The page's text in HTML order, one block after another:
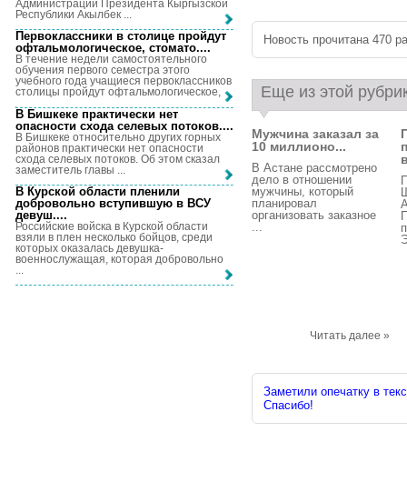
Новость прочитана 470
Еще из этой
Мужчина заказал за
10 миллионо...
В Астане рассмотрено
дело в отношении
мужчины, который
планировал
организовать заказное
...
Читать далее »
Заметили опечатку в
Спасибо!
Администрации Президента Кыргызской
Республики Акылбек ...
Первоклассники в столице пройдут
офтальмологическое, стомато....
В течение недели самостоятельного
обучения первого семестра этого
учебного года учащиеся первоклассников
столицы пройдут офтальмологическое, ...
В Бишкеке практически нет
опасности схода селевых потоков....
В Бишкеке относительно других горных
районов практически нет опасности
схода селевых потоков. Об этом сказал
заместитель главы ...
В Курской области пленили
добровольно вступившую в ВСУ
девуш....
Российские войска в Курской области
взяли в плен несколько бойцов, среди
которых оказалась девушка-
военнослужащая, которая добровольно
...